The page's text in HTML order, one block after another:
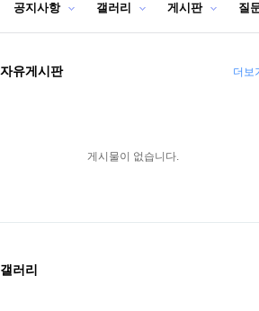
공지사항 갤러리 게시판 질
자유게시판
게시물이 없습니다.
더보
갤러리